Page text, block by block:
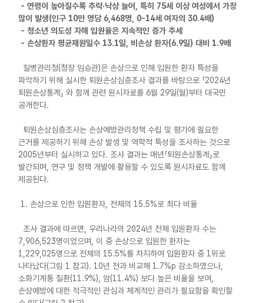
- 연령이 높아질수록 추락·낙상 늘어, 특히 75세 이상 여성에서 가장
많이 발생(인구 10만 명당 6,468명, 0-14세 여자의 30.4배)
- 청소년 의도성 자해 입원율은 지속적인 증가 추세
- 손상환자 평균재원일수 13.1일, 비손상 환자(6.9일) 대비 1.9배
질병관리청(청장 임승관)은 손상으로 인해 입원한 환자 특성을
파악하기 위해 실시한 퇴원손상심층조사 결과를 바탕으로 「2024년
퇴원손상통계」 와 함께 관련 원시자료를 6월 29일(월)부터 대국민
공개한다.
퇴원손상심층조사는 손상예방관리정책 수립 및 평가에 필요한
근거를 제공하기 위해 손상 발생 및 역학적 특성을 조사하는 것으로
2005년부터 실시하고 있다. 조사 결과는 매년「퇴원손상통계」로
발간되며, 연구 및 정책 개발에 활용할 수 있도록 원시자료도 함께
제공된다.
1. 손상으로 인한 입원환자, 전체의 15.5%로 최다 비율
조사 결과에 따르면, 우리나라의 2024년 전체 입원환자 수는
7,906,523명이었으며, 이 중 손상으로 입원한 환자는
1,229,025명으로 전체의 15.5%를 차지하여 입원환자 중 1위로
나타났다(그림 1 참고). 10년 전과 비교해 1.7%p 감소하였으나,
소화기계통 질환(11.9%), 암(11.4%) 보다 높은 비율을 보여,
손상예방에 대한 적극적인 관심과 체계적인 관리가 필요함을 확인할